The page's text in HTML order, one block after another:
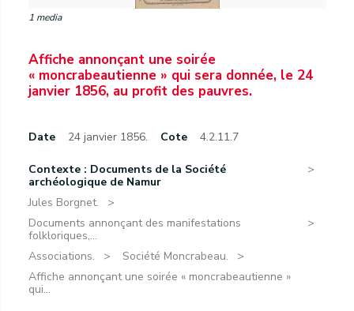
1 media
Affiche annonçant une soirée
« moncrabeautienne » qui sera donnée, le 24
janvier 1856, au profit des pauvres.
Date 24 janvier 1856. Cote 4.2.11.7
Contexte : Documents de la Société
archéologique de Namur
Jules Borgnet.
Documents annonçant des manifestations
folkloriques,...
Associations.
Société Moncrabeau.
Affiche annonçant une soirée « moncrabeautienne »
qui...